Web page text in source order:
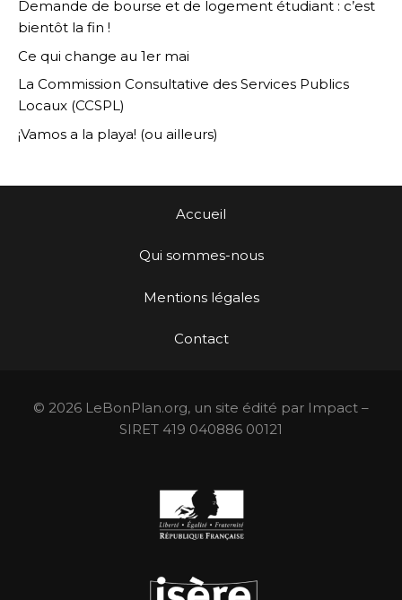
Demande de bourse et de logement étudiant : c’est
bientôt la fin !
Ce qui change au 1er mai
La Commission Consultative des Services Publics
Locaux (CCSPL)
¡Vamos a la playa! (ou ailleurs)
Accueil
Qui sommes-nous
Mentions légales
Contact
© 2026 LeBonPlan.org, un site édité par Impact –
SIRET 419 040886 00121